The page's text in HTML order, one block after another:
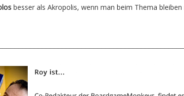
besser als Akropolis, wenn man beim Thema